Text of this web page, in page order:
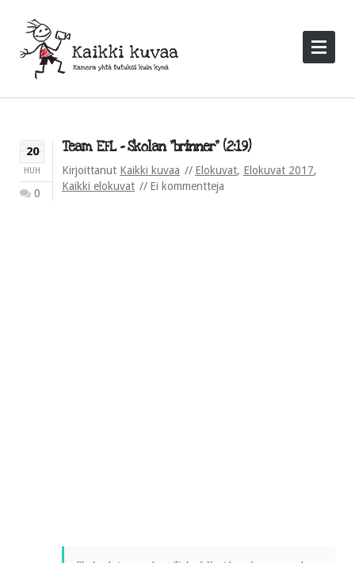
20
HUH
0
Team EFL – Skolan ”brinner” (2:19)
Kirjoittanut Kaikki kuvaa Elokuvat, Elokuvat 2017,
Kaikki elokuvat
Ei kommentteja